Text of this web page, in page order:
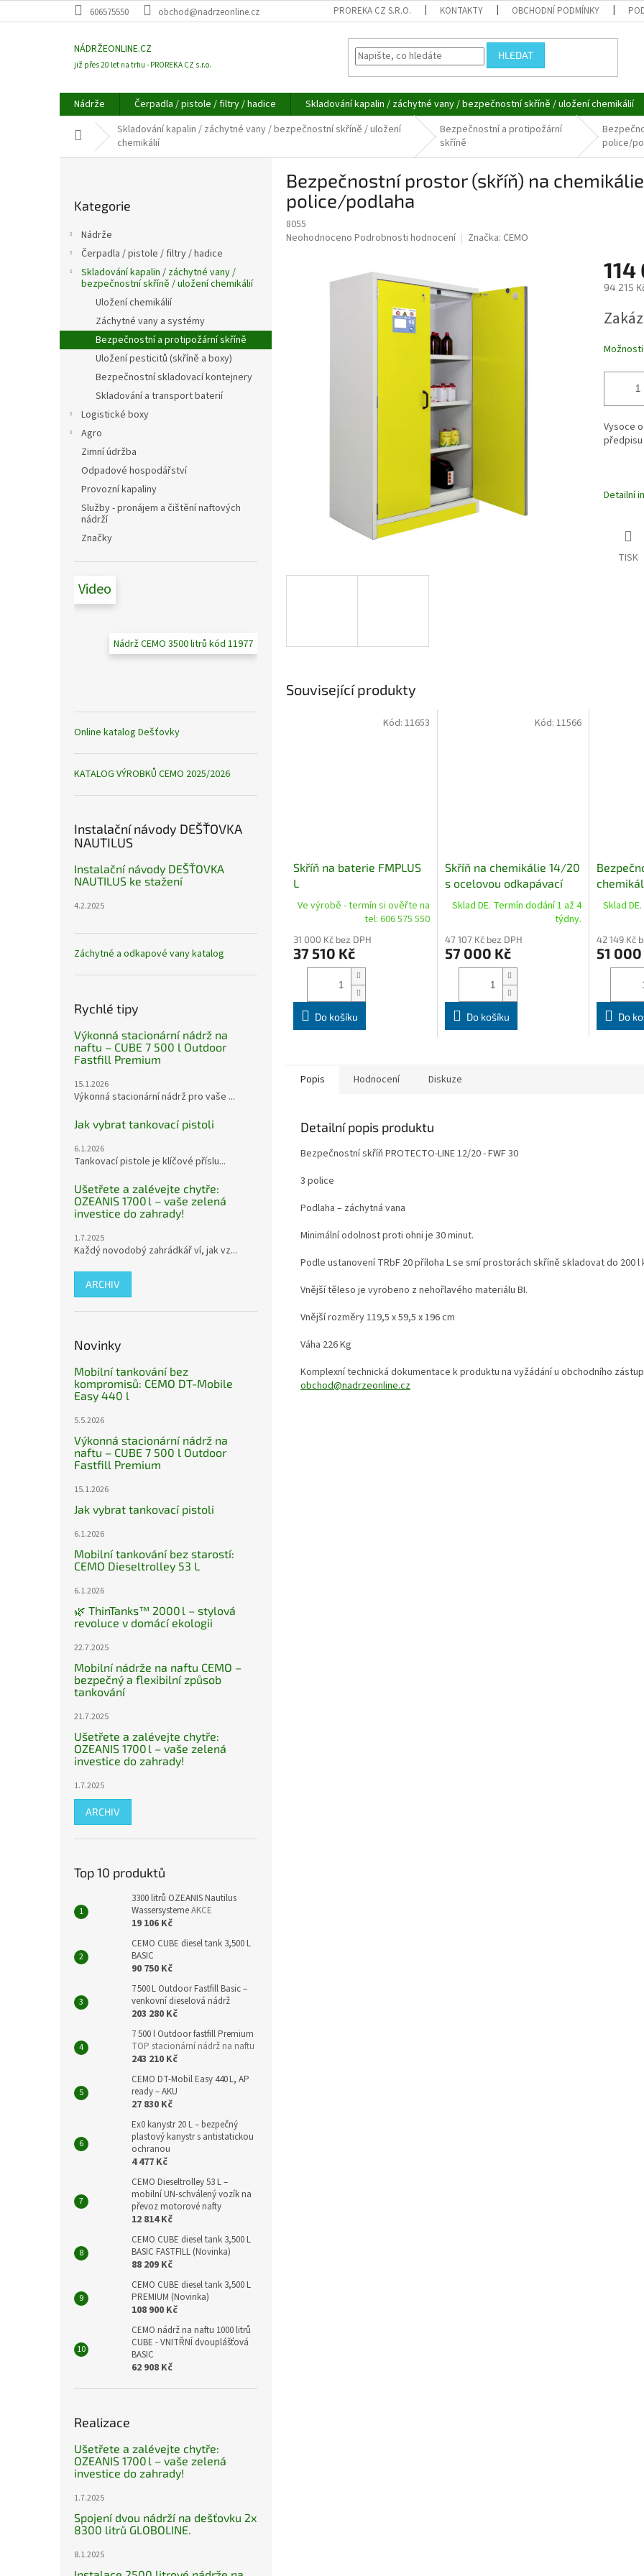
na
606575550 obchod@nadrzeonline.cz PROREKA CZ S.R.O. KONTAKTY OBCHODNÍ PODMÍNKY
NÁDRŽEONLINE.CZ
již přes 20 let na trhu - PROREKA CZ s.r.o.
HLEDAT
Nádrže Čerpadla / pistole / filtry / hadice Skladování kapalin / záchytné vany / bezpečnostní skříně / uložení chemikálií
Domů Skladování kapalin / záchytné vany / bezpečnostní skříně / uložení
chemikálií
Bezpečnostní a protipožární
skříně
police/
e
kategorie
Kategorie
Nádrže
Čerpadla / pistole / filtry / hadice
Skladování kapalin / záchytné vany /
bezpečnostní skříně / uložení chemikálií
Uložení chemikálií
Záchytné vany a systémy
Bezpečnostní a protipožární skříně
Uložení pesticitů (skříně a boxy)
Bezpečnostní skladovací kontejnery
Skladování a transport baterií
Logistické boxy
Agro
Zimní údržba
Odpadové hospodářství
Provozní kapaliny
Služby - pronájem a čištění naftových
nádrží
Značky
Video
Nádrž CEMO 3500 litrů kód 11977
Online katalog Dešťovky
KATALOG VÝROBKŮ CEMO 2025/2026
Instalační návody DEŠŤOVKA
NAUTILUS
Instalační návody DEŠŤOVKA
NAUTILUS ke stažení
4.2.2025
Záchytné a odkapové vany katalog
Rychlé tipy
Výkonná stacionární nádrž na
naftu – CUBE 7 500 l Outdoor
Fastfill Premium
15.1.2026
Výkonná stacionární nádrž pro vaše ...
Jak vybrat tankovací pistoli
6.1.2026
Tankovací pistole je klíčové příslu...
Ušetřete a zalévejte chytře:
OZEANIS 1700 l – vaše zelená
investice do zahrady!
1.7.2025
Každý novodobý zahrádkář ví, jak vz...
ARCHIV
Novinky
Mobilní tankování bez
kompromisů: CEMO DT-Mobile
Easy 440 l
5.5.2026
Výkonná stacionární nádrž na
naftu – CUBE 7 500 l Outdoor
Fastfill Premium
15.1.2026
Jak vybrat tankovací pistoli
6.1.2026
Mobilní tankování bez starostí:
CEMO Dieseltrolley 53 L
6.1.2026
🌿 ThinTanks™ 2000 l – stylová
revoluce v domácí ekologii
22.7.2025
Mobilní nádrže na naftu CEMO –
bezpečný a flexibilní způsob
tankování
21.7.2025
Ušetřete a zalévejte chytře:
OZEANIS 1700 l – vaše zelená
investice do zahrady!
1.7.2025
ARCHIV
Top 10 produktů
3300 litrů OZEANIS Nautilus
WassersystemeAKCE
19 106 Kč
CEMO CUBE diesel tank 3,500 L
BASIC
90 750 Kč
7 500 L Outdoor Fastfill Basic –
venkovní dieselová nádrž
203 280 Kč
7 500 l Outdoor fastfill Premium
TOP stacionární nádrž na naftu
243 210 Kč
CEMO DT‑Mobil Easy 440 L, AP
ready – AKU
27 830 Kč
Ex0 kanystr 20 L – bezpečný
plastový kanystr s antistatickou
ochranou
4 477 Kč
CEMO Dieseltrolley 53 L –
mobilní UN-schválený vozík na
převoz motorové nafty
12 814 Kč
CEMO CUBE diesel tank 3,500 L
BASIC FASTFILL (Novinka)
88 209 Kč
CEMO CUBE diesel tank 3,500 L
PREMIUM (Novinka)
108 900 Kč
CEMO nádrž na naftu 1000 litrů
CUBE - VNITŘNÍ dvouplášťová
BASIC
62 908 Kč
Realizace
Ušetřete a zalévejte chytře:
OZEANIS 1700 l – vaše zelená
investice do zahrady!
1.7.2025
Spojení dvou nádrží na dešťovku 2x
8300 litrů GLOBOLINE.
8.1.2025
Bezpečnostní prostor (skříň) na
police/podlaha
8055
Průměrné
Neohodnoceno Podrobnosti hodnocení Značka: CEMO
94 215
cena:
Vysoce
předpisu
Detailní
TISK
Související produkty
Skříň na baterie FMPLUS
L
Ve výrobě - termín si ověřte na
tel: 606 575 550
31 000 Kč bez DPH
37 510 Kč
Do košíku
Kód: 11653
Skříň na chemikálie 14/20
s ocelovou odkapávací
vanou a pozinkovaným
TÜV
Sklad DE. Termín dodání 1 až 4
týdny.
47 107 Kč bez DPH
57 000 Kč
Do košíku
Kód: 11566
Sklad
42 149 Kč
51 000
Do
Popis Hodnocení Diskuze
Detailní popis produktu
Bezpečnostní skříň PROTECTO-LINE 12/20 - FWF 30
3 police
Podlaha – záchytná vana
Minimální odolnost proti ohni je 30 minut.
Podle ustanovení TRbF 20 příloha L se smí prostorách skříně skladovat do 200 l
Vnější těleso je vyrobeno z nehořlavého materiálu BI.
Vnější rozměry 119,5 x 59,5 x 196 cm
Váha 226 Kg
Komplexní technická dokumentace k produktu na vyžádání u obchodního
obchod@nadrzeonline.cz